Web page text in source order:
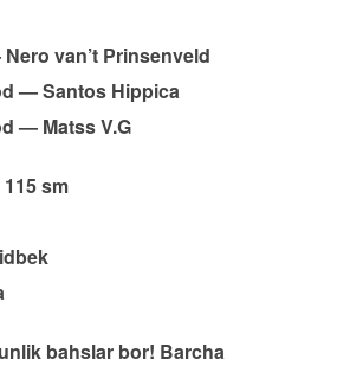
van’t Prinsenveld
— Santos Hippica
— Matss V.G
sm
bahslar bor! Barcha